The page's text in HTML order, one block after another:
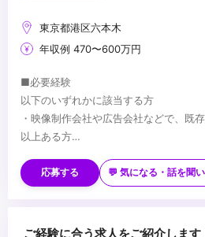
東京都港区六本木
年収例 470〜600万円
■必要経験
以下のいずれかに該当する方
・映像制作会社や広告会社などで、既
以上ある方
3年以上携わっている(されていた)方
・広告会社などで映像制作・イベント
・映像編集ソフト（Adobe Premiere
以下できる方優遇いたします。
・Adobe After Effects / Adobe
...
応募する 💬 気になる・話を聞
ご経験に合う求人をご紹介します